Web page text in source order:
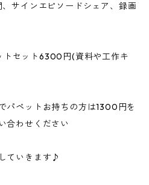
サインエピソードシェア、録画
セット6300円(資料や工作キ
パペットお持ちの方は1300円を
合わせください
ていきます♪